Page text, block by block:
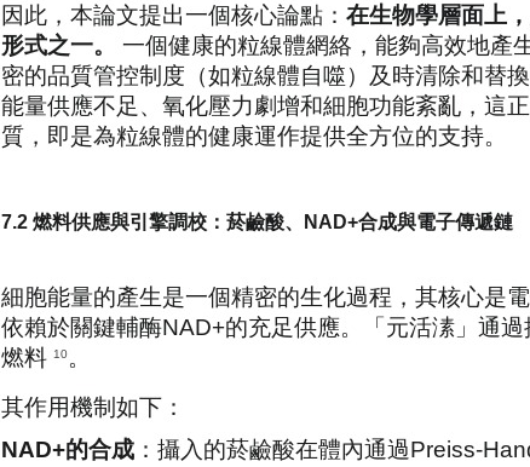
因此，本論文提出一個核心論點： 在生物學層面上
形式之一。
一個健康的粒線體網絡，能夠高效地
密的品質管控制度（如粒線體自噬）及時清除和替
能量供應不足、氧化壓力劇增和細胞功能紊亂，這
質，即是為粒線體的健康運作提供全方位的支持。
7.2 燃料供應與引擎調校：菸鹼酸、NAD+合成與電子傳遞鏈
細胞能量的產生是一個精密的生化過程，其核心是
依賴於關鍵輔酶NAD+的充足供應。「元活溸」通
燃料 10。
其作用機制如下：
NAD+的合成 ：攝入的菸鹼酸在體內通過Preiss-